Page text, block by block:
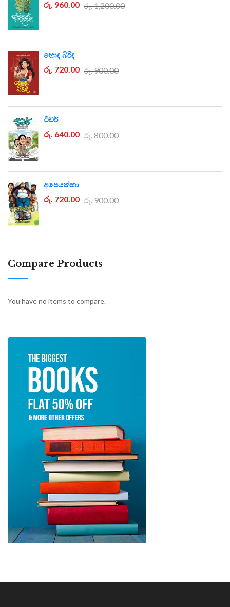
රු. 960.00 රු. 1,200.00
හොඳ බිරිඳ
රු. 720.00 රු. 900.00
ටීචර්
රු. 640.00 රු. 800.00
අපෙයක්කා
රු. 720.00 රු. 900.00
Compare Products
You have no items to compare.